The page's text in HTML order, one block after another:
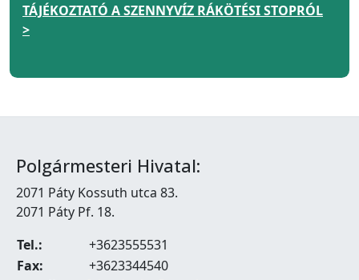
TÁJÉKOZTATÓ A SZENNYVÍZ RÁKÖTÉSI STOPRÓL
>
Polgármesteri Hivatal:
2071 Páty Kossuth utca 83.
2071 Páty Pf. 18.
Tel.:
+3623555531
Fax:
+3623344540